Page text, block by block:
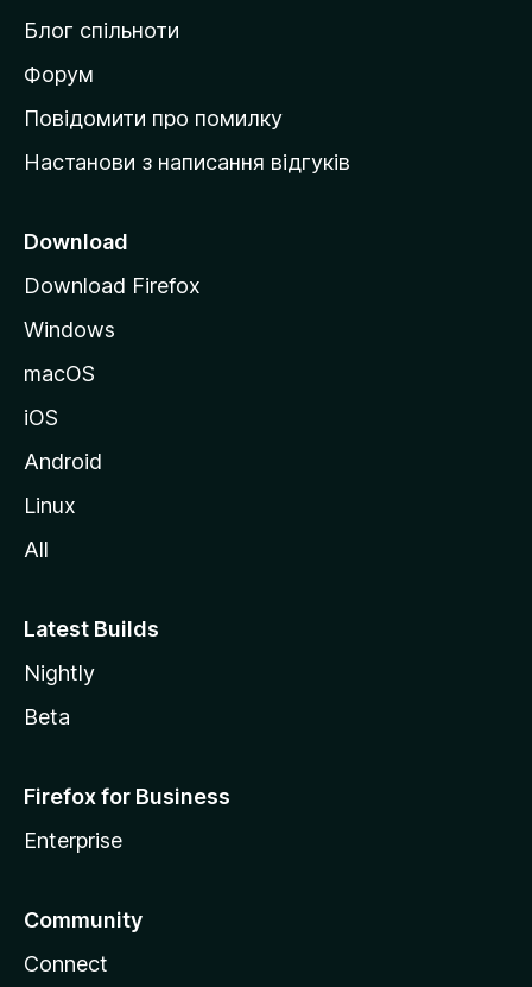
і
в
к
M
z
l
l
Блог спільноти
Форум
Повідомити про помилку
Настанови з написання відгуків
Download
Download Firefox
Windows
macOS
iOS
Android
Linux
All
Latest Builds
Nightly
Beta
Firefox for Business
Enterprise
Community
Connect